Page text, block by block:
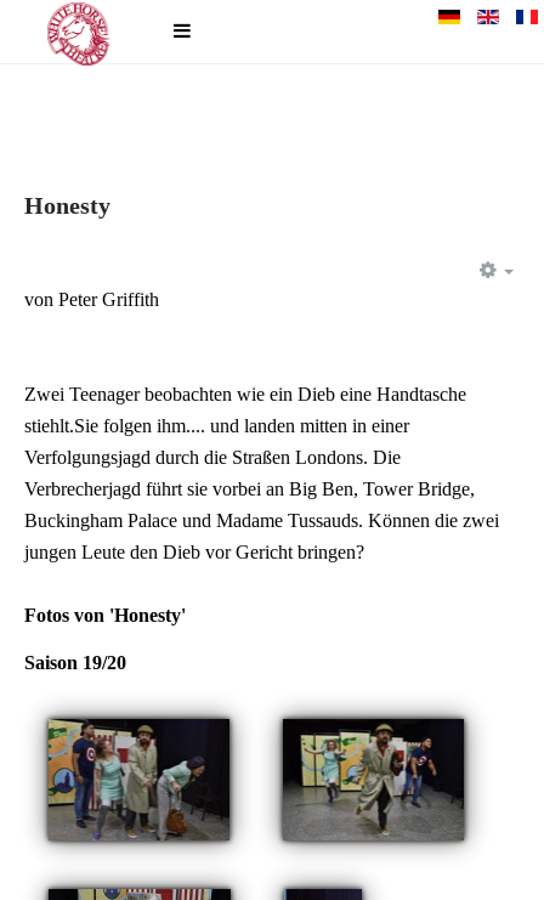
Honesty
von Peter Griffith
Zwei Teenager beobachten wie ein Dieb eine Handtasche
stiehlt.Sie folgen ihm.... und landen mitten in einer
Verfolgungsjagd durch die Straßen Londons. Die
Verbrecherjagd führt sie vorbei an Big Ben, Tower Bridge,
Buckingham Palace und Madame Tussauds. Können die zwei
jungen Leute den Dieb vor Gericht bringen?
Fotos von 'Honesty'
Saison 19/20